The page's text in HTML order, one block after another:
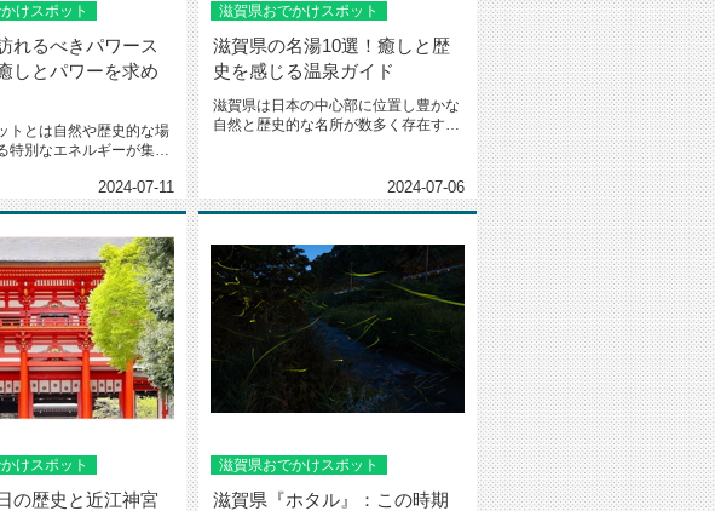
けスポット
れるべきパワース
しとパワーを求め
トとは自然や歴史的な場
特別なエネルギーが集ま
2024-07-11
滋賀県おでかけスポット
滋賀県の名湯10選！癒しと歴
史を感じる温泉ガイド
滋賀県は日本の中心部に位置し豊かな
自然と歴史的な名所が数多く存在する
2024-07-06
けスポット
の歴史と近江神宮
滋賀県おでかけスポット
滋賀県『ホタル』：この時期